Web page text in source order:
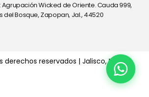
Wicked de Oriente. Cauda 999,
del Bosque, Zapopan, Jal., 44520
derechos reservados | Jalisco, México